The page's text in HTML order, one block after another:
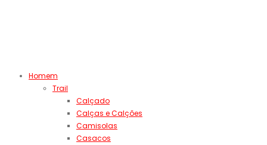
Homem
Trail
Calçado
Calças e Calções
Camisolas
Casacos